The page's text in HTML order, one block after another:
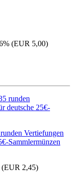
(EUR 5,00)
Vertiefungen
Sammlermünzen
(EUR 2,45)